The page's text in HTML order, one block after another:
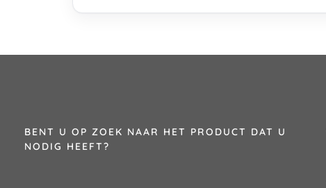
BENT U OP ZOEK NAAR HET PRODUCT DAT U
NODIG HEEFT?